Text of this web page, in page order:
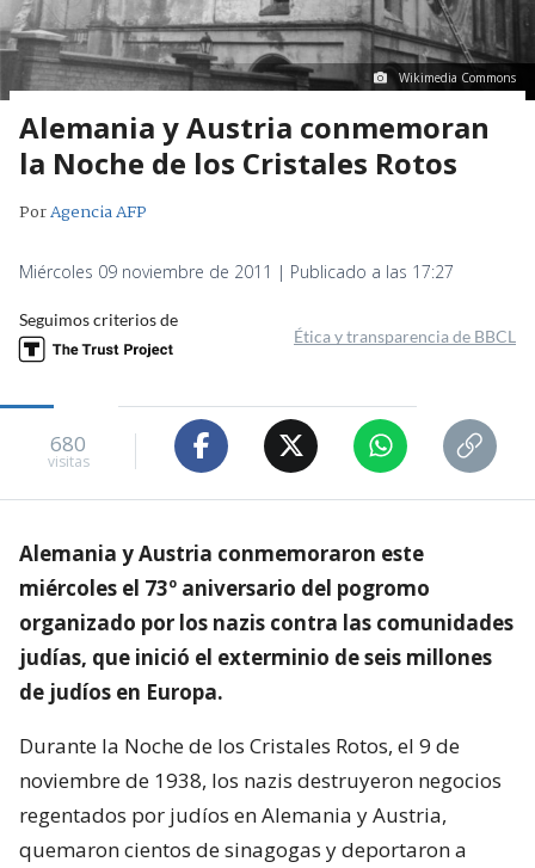
Wikimedia Commons
Alemania y Austria conmemoran
la Noche de los Cristales Rotos
PorAgencia AFP
Miércoles 09 noviembre de 2011 | Publicado a las 17:27
Seguimos criterios de
Ética y transparencia de BBCL
680
visitas
Alemania y Austria conmemoraron este
miércoles el 73º aniversario del pogromo
organizado por los nazis contra las comunidades
judías, que inició el exterminio de seis millones
de judíos en Europa.
Durante la Noche de los Cristales Rotos, el 9 de
noviembre de 1938, los nazis destruyeron negocios
regentados por judíos en Alemania y Austria,
quemaron cientos de sinagogas y deportaron a